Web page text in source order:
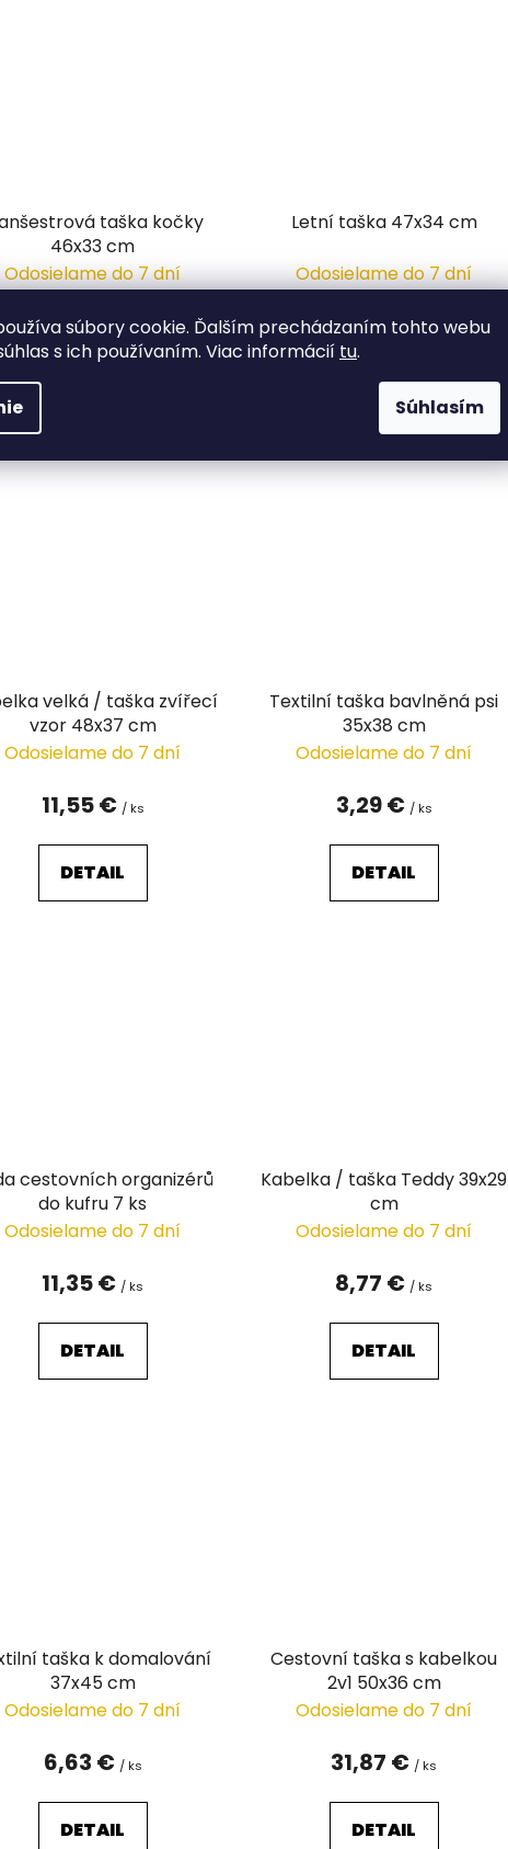
súbory cookie. Ďalším prechádzaním tohto webu
s ich používaním. Viac informácií tu.
Súhlasím
taška kočky
46x33 cm
Odosielame do 7 dní
6,08 €/ ks
Letní taška 47x34 cm
Odosielame do 7 dní
11,65 €/ ks
DETAIL
velká / taška zvířecí
vzor 48x37 cm
Odosielame do 7 dní
11,55 € / ks
DETAIL
Textilní taška bavlněná psi
35x38 cm
Odosielame do 7 dní
3,29 € / ks
DETAIL
cestovních organizérů
do kufru 7 ks
Odosielame do 7 dní
11,35 € / ks
DETAIL
Kabelka / taška Teddy 39x29
cm
Odosielame do 7 dní
8,77 € / ks
DETAIL
taška k domalování
37x45 cm
Odosielame do 7 dní
6,63 € / ks
DETAIL
Cestovní taška s kabelkou
2v1 50x36 cm
Odosielame do 7 dní
31,87 € / ks
DETAIL